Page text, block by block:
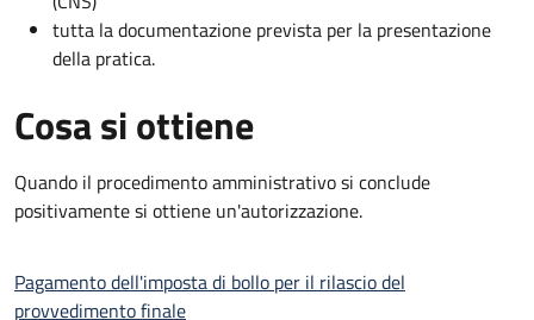
tutta la documentazione prevista per la presentazione
della pratica.
Cosa si ottiene
Quando il procedimento amministrativo si conclude
positivamente si ottiene un'autorizzazione.
Pagamento dell'imposta di bollo per il rilascio del
provvedimento finale